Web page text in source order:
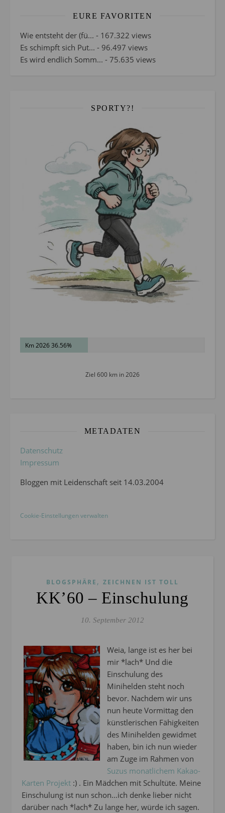
EURE FAVORITEN
Wie entsteht der (fü... - 167.322 views
Es schimpft sich Put... - 96.497 views
Es wird endlich Somm... - 75.635 views
SPORTY?!
Km 2026 36.56%
Ziel 600 km in 2026
METADATEN
Datenschutz
Impressum
Bloggen mit Leidenschaft seit 14.03.2004
Cookie-Einstellungen verwalten
BLOGSPHÄRE , ZEICHNEN IST TOLL
KK’60 – Einschulung
10. September 2012
Weia, lange ist es her bei
mir *lach* Und die
Einschulung des
Minihelden steht noch
bevor. Nachdem wir uns
nun heute Vormittag den
künstlerischen Fähigkeiten
des Minihelden gewidmet
haben, bin ich nun wieder
am Zuge im Rahmen von
Suzus monatlichem Kakao-
Karten Projekt :) . Ein Mädchen mit Schultüte. Meine
Einschulung ist nun schon…ich denke lieber nicht
darüber nach *lach* Zu lange her, würde ich sagen.